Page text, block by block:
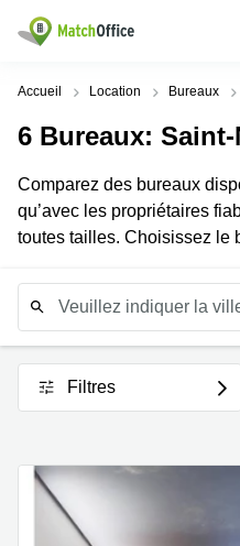
Rechercher / publier
Types
commerciaux
Bureaux
d’affaires
Salles
de
Villes
Bruxelles
Anvers
Bruxelles
Aeroport
Wavre
Anderlecht
Louvain
Neuve
Recherches
Bureau à
louer
Salle de
conférence
Bruxelles
Centre
d'affaires
Namur
Coworking
Ixelles
Aide
Qui sommes-nous?
Connexion
Choisissez une langue
flamand
Accueil Location Bureaux
6 Bureaux:
Comparez des bureaux
qu’avec les propriétaires
toutes tailles. Choisissez le
Filtres